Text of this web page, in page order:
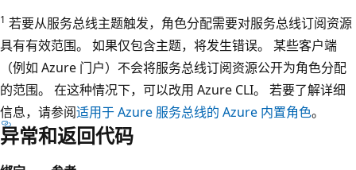
1 若要从服务总线主题触发，角色分配需要对服务总线订阅资源
具有有效范围。 如果仅包含主题，将发生错误。 某些客户端
（例如 Azure 门户）不会将服务总线订阅资源公开为角色分配
的范围。 在这种情况下，可以改用 Azure CLI。 若要了解详细
信息，请参阅适用于 Azure 服务总线的 Azure 内置角色。
异常和返回代码